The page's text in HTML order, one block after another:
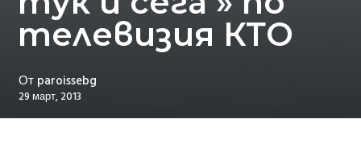
телевизия КТО
От paroissebg
29 март, 2013